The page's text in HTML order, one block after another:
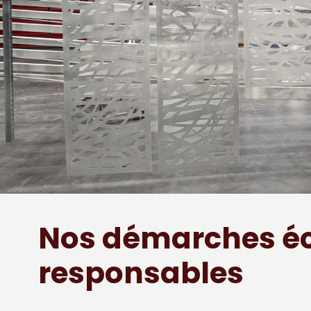
Nos démarches
responsables